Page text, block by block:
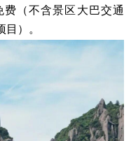
费（不含景区大巴交通
）。